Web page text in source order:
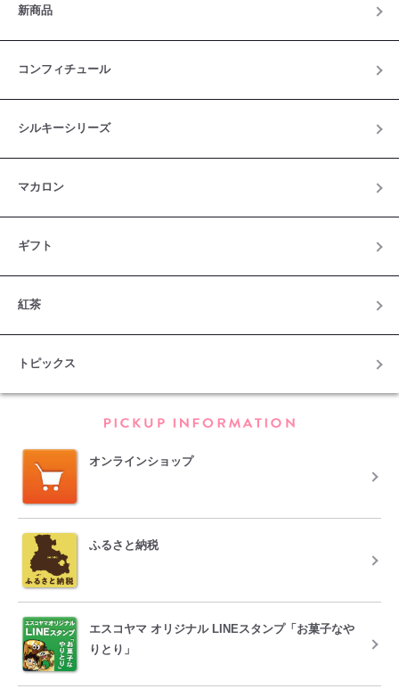
新商品
コンフィチュール
シルキーシリーズ
マカロン
ギフト
紅茶
トピックス
オンラインショップ
ふるさと納税
エスコヤマ オリジナル LINEスタンプ「お菓子なや
りとり」